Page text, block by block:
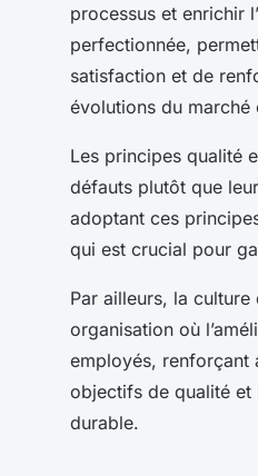
processus et enrichir
perfectionnée,
satisfaction et de
évolutions du marché
Les principes qualité
défauts plutôt que
adoptant ces
qui est crucial pour
Par ailleurs, la culture
organisation où
employés, renforçant
objectifs de qualité et
durable.